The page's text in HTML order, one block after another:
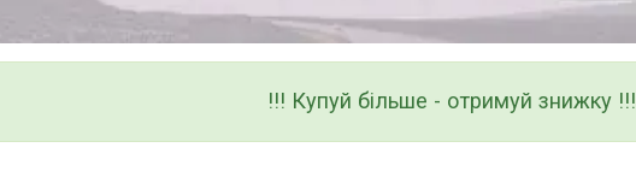
!!! Купуй більше - отримуй знижку !!!